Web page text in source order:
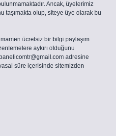
Ancak, üyelerimiz
taşımakta olup, siteye üye olarak bu
ücretsiz bir bilgi paylaşım
aykırı olduğunu
adresine
süre içerisinde sitemizden